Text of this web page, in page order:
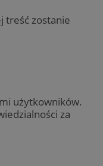
treść zostanie
użytkowników.
za